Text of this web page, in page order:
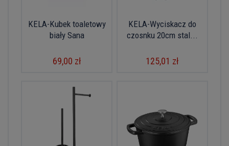
KELA-Kubek toaletowy
biały Sana
69,00 zł
KELA-Wyciskacz do
czosnku 20cm stal...
125,01 zł